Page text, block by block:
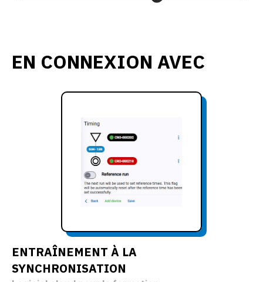
EN CONNEXION AVEC
ENTRAÎNEMENT À LA
SYNCHRONISATION